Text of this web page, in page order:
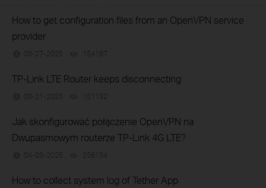
How to get configuration files from an OpenVPN service
provider
05-27-2025 154167
TP-Link LTE Router keeps disconnecting
05-21-2025 151152
Jak skonfigurować połączenie OpenVPN na
Dwupasmowym routerze TP-Link 4G LTE?
04-03-2025 256154
How to collect system log of Tether App